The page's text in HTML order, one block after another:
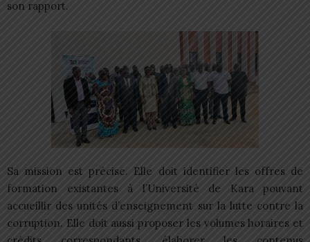
son rapport.
Sa mission est précise. Elle doit identifier les offres de
formation existantes à l’Université de Kara pouvant
accueillir des unités d’enseignement sur la lutte contre la
corruption. Elle doit aussi proposer les volumes horaires et